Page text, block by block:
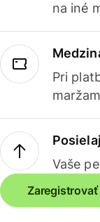
na iné
Pri
Vaše
Zaregistrovať